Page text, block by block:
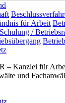
für Arbeit
/
– Kanzlei für
und